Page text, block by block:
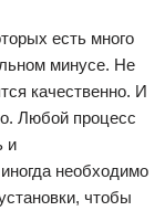
есть много
минусе. Не
качественно. И
Любой процесс
и
необходимо
чтобы